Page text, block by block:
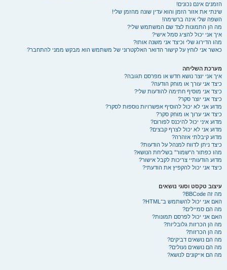
הזמנים אינם נכונים!
שינתי את אזור הזמן והוא עדין שונה מהזמן שלי!
השפה שלי אינה ברשימה!
מה הן התמונות לצד שם המשתמש שלי?
איך אני יכול להציג סמל אישי?
מהו הדירוג שלי וכיצד אני משנה אותו?
כאשר אני לוחץ על קישור הדואר האלקטרוני של משתמש הוא מבקש ממני להתחבר?
מערכת השליחה
איך אני יוצר נושא חדש או מפרסם תגובה?
כיצד אני עורך או מוחק הודעה?
כיצד אני מוסיף חתימה להודעות שלי?
כיצד אני יוצר סקר?
מדוע אני לא יכול להוסיף אפשרויות נוספות לסקר?
כיצד אני ערוך או מוחק סקר?
מדוע איני יכול להיכנס לפורום?
מדוע אני לא יכול לצרף קבצים?
מדוע קיבלתי אזהרה?
כיצד ניתן לדווח למנהל על הודעות?
מהו כפתור ה“שמור” בשליחת הנושא?
מדוע הודעותיי צריכות לקבל אישור?
כיצד אני יכול להקפיץ את הודעתי?
עיצוב טקסט וסוגי נושאים
מה זה BBCode?
האם אני יכול להשתמש ב־HTML?
מה הם סמיילים?
האם אני יכול לפרסם תמונות?
מה הן הכרזות גלובליות?
מה הן הכרזות?
מה הם נושאים דביקים?
מה הם נושאים נעולים?
מה הם אייקונים לנושא?